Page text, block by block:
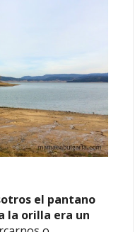
el pantano
la orilla era un